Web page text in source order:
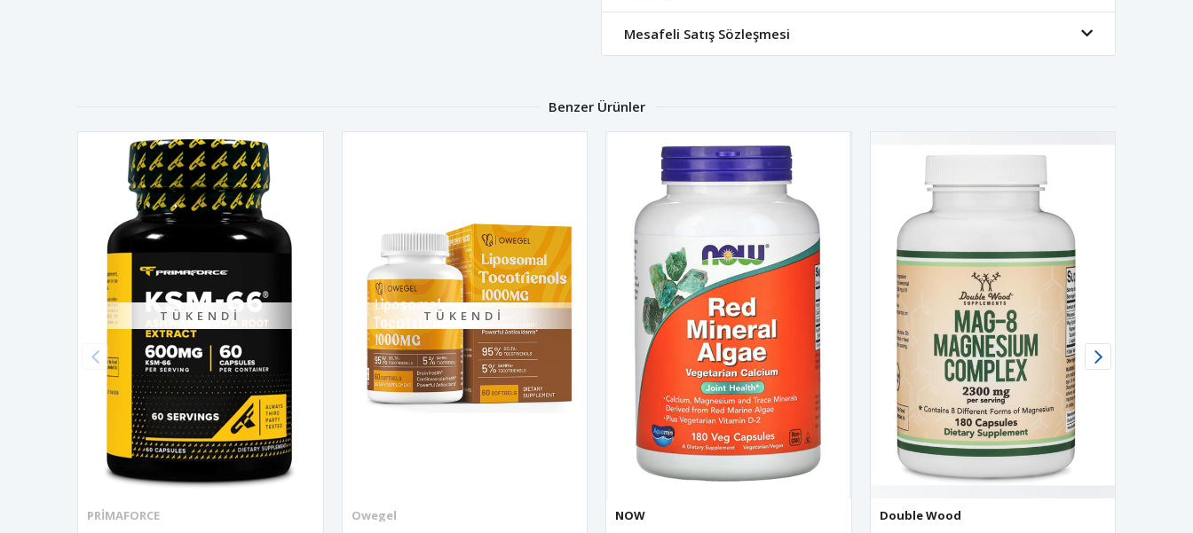
Mesafeli Satış Sözleşmesi
Benzer Ürünler
TÜKENDI
PRİMAFORCE
TÜKENDI
Owegel
NOW
Double Wood